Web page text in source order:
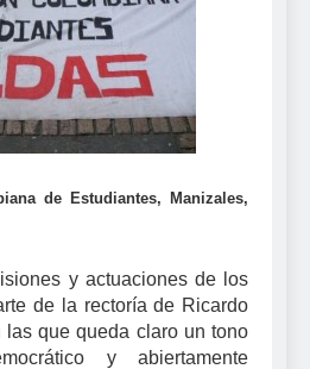
de Estudiantes, Manizales,
y actuaciones de los
de la rectoría de Ricardo
las que queda claro un tono
y abiertamente